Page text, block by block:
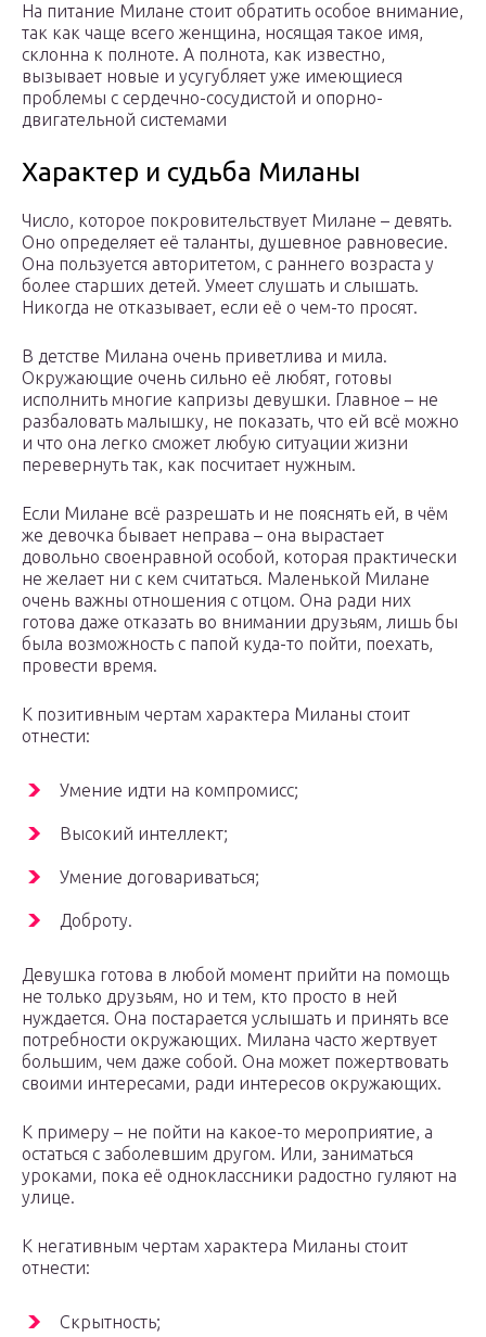
На питание Милане стоит обратить особое внимание,
так как чаще всего женщина, носящая такое имя,
склонна к полноте. А полнота, как известно,
вызывает новые и усугубляет уже имеющиеся
проблемы с сердечно-сосудистой и опорно-
двигательной системами
Характер и судьба Миланы
Число, которое покровительствует Милане – девять.
Оно определяет её таланты, душевное равновесие.
Она пользуется авторитетом, с раннего возраста у
более старших детей. Умеет слушать и слышать.
Никогда не отказывает, если её о чем-то просят.
В детстве Милана очень приветлива и мила.
Окружающие очень сильно её любят, готовы
исполнить многие капризы девушки. Главное – не
разбаловать малышку, не показать, что ей всё можно
и что она легко сможет любую ситуации жизни
перевернуть так, как посчитает нужным.
Если Милане всё разрешать и не пояснять ей, в чём
же девочка бывает неправа – она вырастает
довольно своенравной особой, которая практически
не желает ни с кем считаться. Маленькой Милане
очень важны отношения с отцом. Она ради них
готова даже отказать во внимании друзьям, лишь бы
была возможность с папой куда-то пойти, поехать,
провести время.
К позитивным чертам характера Миланы стоит
отнести:
Умение идти на компромисс;
Высокий интеллект;
Умение договариваться;
Доброту.
Девушка готова в любой момент прийти на помощь
не только друзьям, но и тем, кто просто в ней
нуждается. Она постарается услышать и принять все
потребности окружающих. Милана часто жертвует
большим, чем даже собой. Она может пожертвовать
своими интересами, ради интересов окружающих.
К примеру – не пойти на какое-то мероприятие, а
остаться с заболевшим другом. Или, заниматься
уроками, пока её одноклассники радостно гуляют на
улице.
К негативным чертам характера Миланы стоит
отнести:
Скрытность;